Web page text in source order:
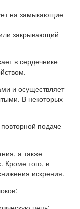
на замыкающие
закрывающий
в сердечнике
и осуществляет
В некоторых
подаче
а также
Кроме того, в
искрения.